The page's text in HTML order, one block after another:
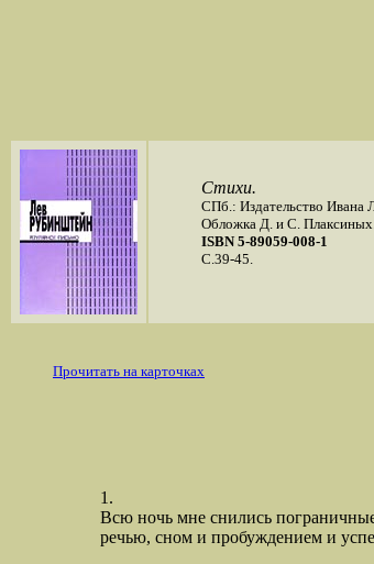
Стихи.
СПб.: Издательство Ивана
Обложка Д. и С.
ISBN 5-89059-008-1
C.39-45.
Прочитать на карточках
1.
Всю ночь мне снились
речью, сном и пробуждением и